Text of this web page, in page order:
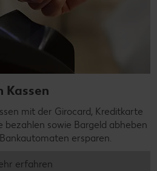
Kassen
mit der Girocard, Kreditkarte
sowie Bargeld abheben
ersparen.
erfahren